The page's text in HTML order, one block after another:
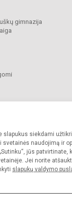
slapukus siekdami
svetainės naudojimą ir
jūs patvirtinate,
Jei norite
slapukų valdymo
gimnazija
gimnazijos
draudžiama.
paraiška Slapukų